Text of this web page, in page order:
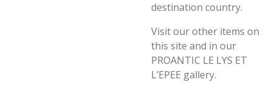
destination country.
Visit our other items on
this site and in our
PROANTIC LE LYS ET
L’EPEE gallery.